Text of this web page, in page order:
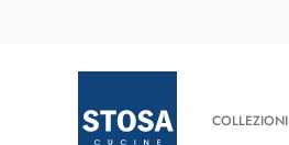
COLLEZIONI